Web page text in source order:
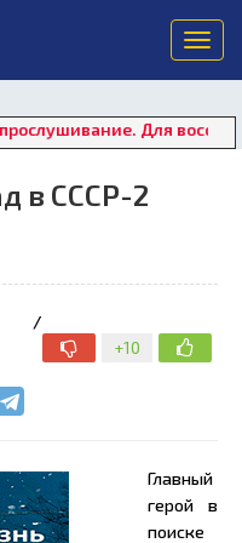
Для
в СССР-2
+10
Главный
герой в
поиске